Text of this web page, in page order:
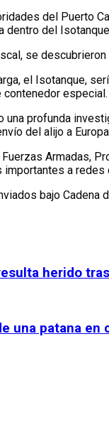
del Puerto
dentro del
se
el Isotanque,
especial.
una profunda
del alijo a
Fuerzas Armadas,
a redes
bajo Cadena
herido
una patana